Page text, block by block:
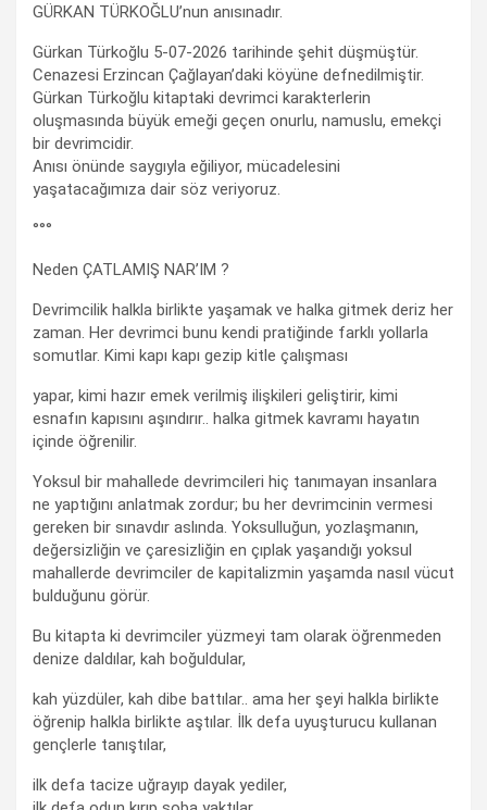
GÜRKAN TÜRKOĞLU’nun anısınadır.
Gürkan Türkoğlu 5-07-2026 tarihinde şehit düşmüştür.
Cenazesi Erzincan Çağlayan’daki köyüne defnedilmiştir.
Gürkan Türkoğlu kitaptaki devrimci karakterlerin
oluşmasında büyük emeği geçen onurlu, namuslu, emekçi
bir devrimcidir.
Anısı önünde saygıyla eğiliyor, mücadelesini
yaşatacağımıza dair söz veriyoruz.
°°°
Neden ÇATLAMIŞ NAR’IM ?
Devrimcilik halkla birlikte yaşamak ve halka gitmek deriz her
zaman. Her devrimci bunu kendi pratiğinde farklı yollarla
somutlar. Kimi kapı kapı gezip kitle çalışması
yapar, kimi hazır emek verilmiş ilişkileri geliştirir, kimi
esnafın kapısını aşındırır.. halka gitmek kavramı hayatın
içinde öğrenilir.
Yoksul bir mahallede devrimcileri hiç tanımayan insanlara
ne yaptığını anlatmak zordur; bu her devrimcinin vermesi
gereken bir sınavdır aslında. Yoksulluğun, yozlaşmanın,
değersizliğin ve çaresizliğin en çıplak yaşandığı yoksul
mahallerde devrimciler de kapitalizmin yaşamda nasıl vücut
bulduğunu görür.
Bu kitapta ki devrimciler yüzmeyi tam olarak öğrenmeden
denize daldılar, kah boğuldular,
kah yüzdüler, kah dibe battılar.. ama her şeyi halkla birlikte
öğrenip halkla birlikte aştılar. İlk defa uyuşturucu kullanan
gençlerle tanıştılar,
ilk defa tacize uğrayıp dayak yediler,